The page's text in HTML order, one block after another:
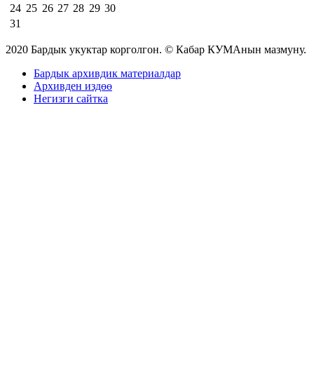
24 25 26 27 28 29 30
31
2020 Бардык укуктар корголгон. © Кабар КУМАнын мазмуну.
Бардык архивдик материалдар
Архивден издөө
Негизги сайтка